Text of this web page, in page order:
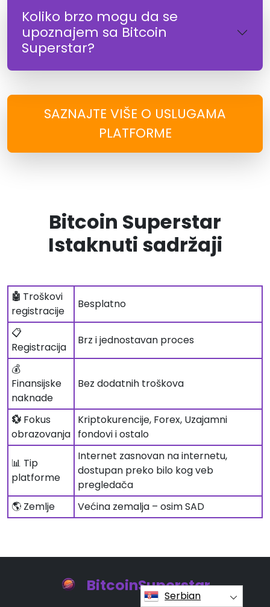
Koliko brzo mogu da se
upoznajem sa Bitcoin
Superstar?
SAZNAJTE VIŠE O USLUGAMA
PLATFORME
Bitcoin Superstar
Istaknuti sadržaji
🤖 Troškovi
registracije
Besplatno
📋
Registracija
Brz i jednostavan proces
💰
Finansijske
naknade
Bez dodatnih troškova
💱 Fokus
obrazovanja
Kriptokurencije, Forex, Uzajamni
fondovi i ostalo
📊 Tip
platforme
Internet zasnovan na internetu,
dostupan preko bilo kog veb
pregledača
🌎 Zemlje
Većina zemalja – osim SAD
BitcoinSuperstar
Serbian